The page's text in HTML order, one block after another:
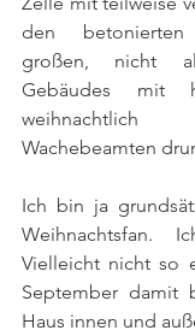
den
großen, nicht
Gebäudes mit
weihnachtlich
Wachebeamten
Ich bin ja
Weihnachtsfan.
Vielleicht nicht so
September damit
Haus innen und